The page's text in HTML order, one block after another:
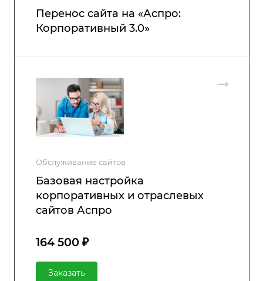
Перенос сайта на «Аспро:
Корпоративный 3.0»
Обслуживание сайтов
Базовая настройка
корпоративных и отраслевых
сайтов Аспро
164 500 ₽
Заказать